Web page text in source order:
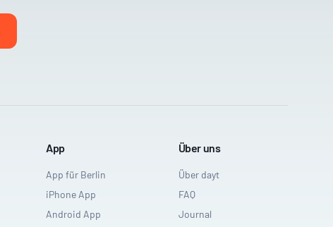
App
App für Berlin
iPhone App
Android App
Über uns
Über dayt
FAQ
Journal